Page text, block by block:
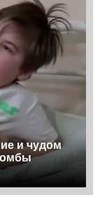
и чудом